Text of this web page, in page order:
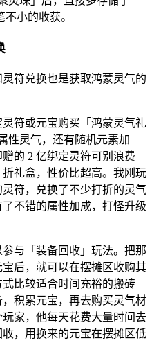
小的收获。
符兑换也是获取鸿蒙灵气的
符或元宝购买「鸿蒙灵气礼
性灵气，还有随机元素加
的 2 亿绑定灵符可别浪费
礼盒，性价比超高。我刚玩
符，兑换了不少打折的灵气
不错的属性加成，打怪升级
与「装备回收」玩法。把那
后，就可以在摆摊区收购其
比较适合时间充裕的搬砖
积累元宝，再去购买灵气材
家，他每天花费大量时间去
，用换来的元宝在摆摊区低